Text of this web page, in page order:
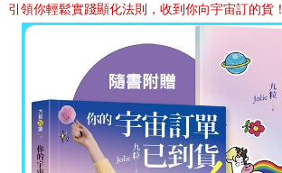
引領你輕鬆實踐顯化法則，收到你向宇宙訂的貨！